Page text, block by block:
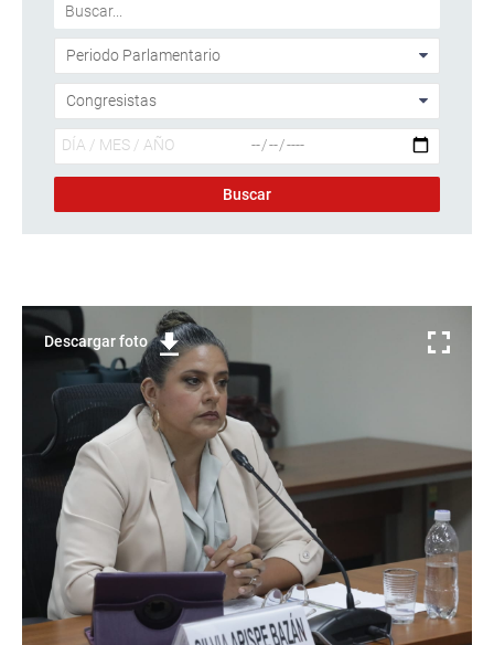
Descargar foto